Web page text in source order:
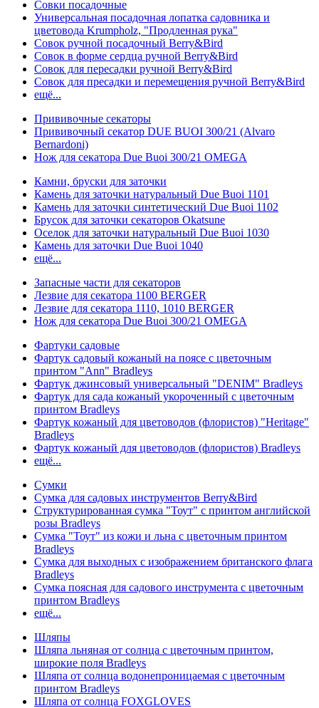
Совки посадочные
Универсальная посадочная лопатка садовника и
цветовода Krumpholz, "Продленная рука"
Совок ручной посадочный Berry&Bird
Совок в форме сердца ручной Berry&Bird
Совок для пересадки ручной Berry&Bird
Совок для пресадки и перемещения ручной Berry&Bird
ещё...
Прививочные секаторы
Прививочный секатор DUE BUOI 300/21 (Alvaro
Bernardoni)
Нож для секатора Due Buoi 300/21 OMEGA
Камни, бруски для заточки
Камень для заточки натуральный Due Buoi 1101
Камень для заточки синтетический Due Buoi 1102
Брусок для заточки секаторов Okatsune
Оселок для заточки натуральный Due Buoi 1030
Камень для заточки Due Buoi 1040
ещё...
Запасные части для секаторов
Лезвие для секатора 1100 BERGER
Лезвие для секатора 1110, 1010 BERGER
Нож для секатора Due Buoi 300/21 OMEGA
Фартуки садовые
Фартук садовый кожаный на поясе с цветочным
принтом "Ann" Bradleys
Фартук джинсовый универсальный "DENIM" Bradleys
Фартук для сада кожаный укороченный с цветочным
принтом Bradleys
Фартук кожаный для цветоводов (флористов) "Heritage"
Bradleys
Фартук кожаный для цветоводов (флористов) Bradleys
ещё...
Сумки
Сумка для садовых инструментов Berry&Bird
Структурированная сумка "Тоут" с принтом английской
розы Bradleys
Сумка "Тоут" из кожи и льна с цветочным принтом
Bradleys
Сумка для выходных с изображением британского флага
Bradleys
Сумка поясная для садового инструмента с цветочным
принтом Bradleys
ещё...
Шляпы
Шляпа льняная от солнца с цветочным принтом,
широкие поля Bradleys
Шляпа от солнца водонепроницаемая с цветочным
принтом Bradleys
Шляпа от солнца FOXGLOVES